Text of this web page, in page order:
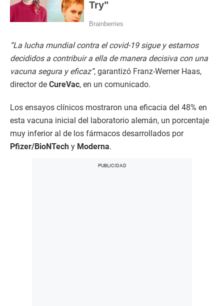
“La lucha mundial contra el covid-19 sigue y estamos
decididos a contribuir a ella de manera decisiva con una
vacuna segura y eficaz”, garantizó Franz-Werner Haas,
director de CureVac, en un comunicado.
Los ensayos clínicos mostraron una eficacia del 48% en
esta vacuna inicial del laboratorio alemán, un porcentaje
muy inferior al de los fármacos desarrollados por
Pfizer/BioNTech y Moderna.